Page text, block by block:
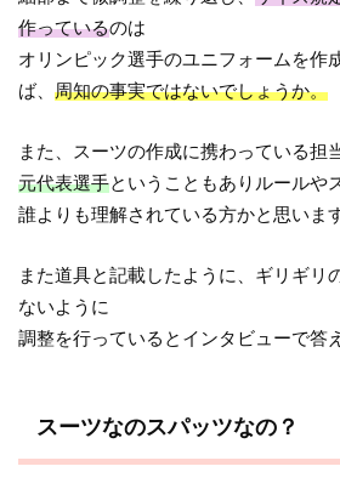
作っているのは
オリンピック選手のユニフォームを作
ば、周知の事実ではないでしょうか。
また、スーツの作成に携わっている担
元代表選手ということもありルールや
誰よりも理解されている方かと思います
また道具と記載したように、ギリギリ
ないように
調整を行っているとインタビューで答
スーツなのスパッツなの？